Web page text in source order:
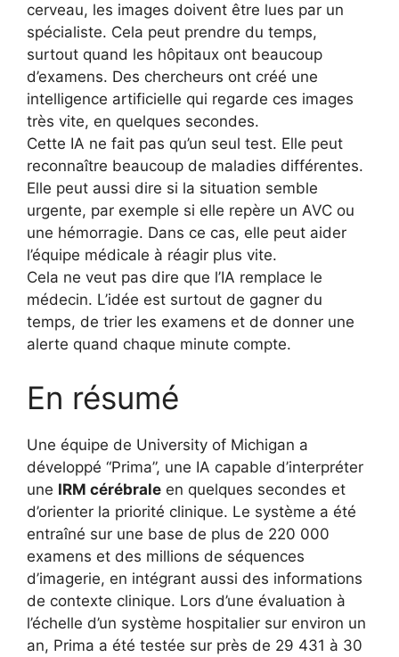
cerveau, les images doivent être lues par un
spécialiste. Cela peut prendre du temps,
surtout quand les hôpitaux ont beaucoup
d’examens. Des chercheurs ont créé une
intelligence artificielle qui regarde ces images
très vite, en quelques secondes.
Cette IA ne fait pas qu’un seul test. Elle peut
reconnaître beaucoup de maladies différentes.
Elle peut aussi dire si la situation semble
urgente, par exemple si elle repère un AVC ou
une hémorragie. Dans ce cas, elle peut aider
l’équipe médicale à réagir plus vite.
Cela ne veut pas dire que l’IA remplace le
médecin. L’idée est surtout de gagner du
temps, de trier les examens et de donner une
alerte quand chaque minute compte.
En résumé
Une équipe de University of Michigan a
développé “Prima”, une IA capable d’interpréter
une IRM cérébrale en quelques secondes et
d’orienter la priorité clinique. Le système a été
entraîné sur une base de plus de 220 000
examens et des millions de séquences
d’imagerie, en intégrant aussi des informations
de contexte clinique. Lors d’une évaluation à
l’échelle d’un système hospitalier sur environ un
an, Prima a été testée sur près de 29 431 à 30